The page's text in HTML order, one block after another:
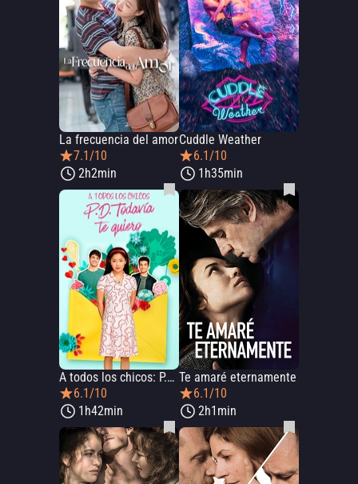
La frecuencia del amor
7.1/10
2h2min
Cuddle Weather
6.1/10
1h35min
A todos los chicos: P.D. todavía te quiero
6.1/10
1h42min
Te amaré eternamente
6.1/10
2h1min